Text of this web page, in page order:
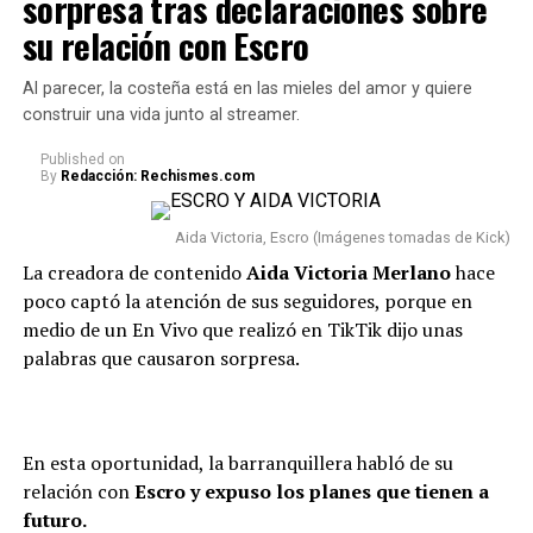
chicos se volvió tendencia y los usuarios dejaron sus
opiniones al respecto.
“Westcol hablando de capitulaciones cuando él está con
stream a hablar de Karina”,
Jajaj, me hicieron reír”,“Yo sí lo haría”, “
cada quien cuide lo suyo”
, “Sí me parece muy bien que
la ponga a firmar capitulaciones; ahí él se da cuenta si
es amor o material”, comentaron.
@westcoff #westcol #krisr #karinagarciaoficiall ♬
sonido original – WestCoff🎬
que el reality está muy
romantizado, me refiero a eso.
Que la gente ve lo lindo, y hay
mucha presión”, inició.
Y agregó: “Y a eso súmele que
le pongan un plato y digan ‘no
me gusta’. Llega un punto en
que las emociones están a flor
de piel, y embarazada pues
que no daba más”.
su relación con Escro
Al parecer, la costeña está en las mieles del amor y quiere
construir una vida junto al streamer.
Published on
By Redacción: Rechismes.com
Aida Victoria, Escro (Imágenes tomadas de Kick)
La creadora de contenidoAida Victoria Merlanohace
poco captó la atención de sus seguidores, porque en
medio de un En Vivo que realizó en TikTik dijo unas
palabras que causaron sorpresa.
En esta oportunidad, la barranquillera habló de su
relación conEscro y expuso los planes que tienen a
futuro.